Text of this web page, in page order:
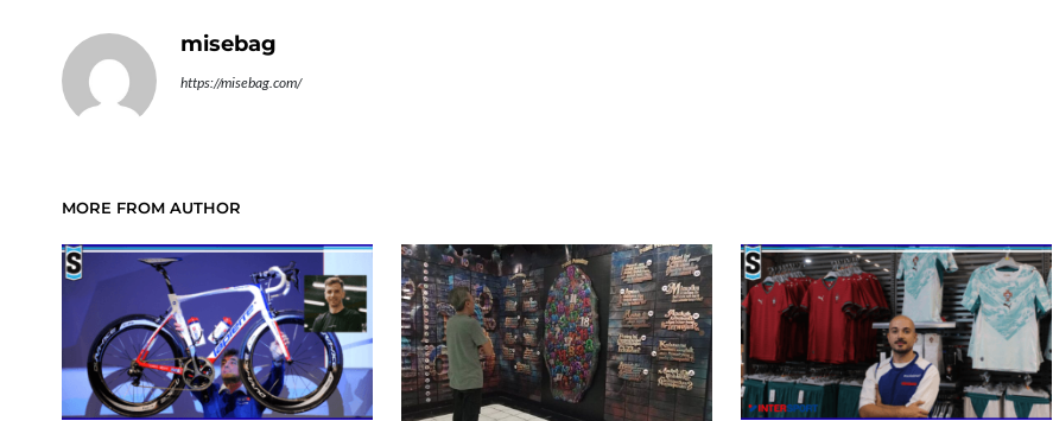
misebag
https://misebag.com/
MORE FROM AUTHOR